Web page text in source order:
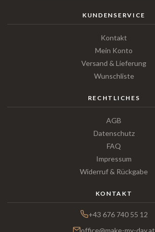
KUNDENSERVICE
Kontakt
Mein Konto
Versand & Lieferung
Wunschliste
RECHTLICHES
AGB
Datenschutz
FAQ
Impressum
Widerruf & Rückgabe
KONTAKT
+43 676 740 55 12
office@make-my-day.at